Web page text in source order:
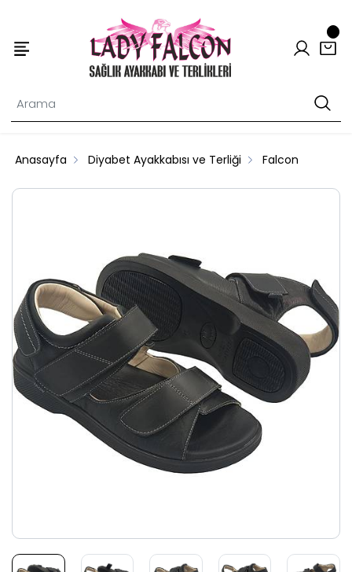
Anasayfa Diyabet Ayakkabısı ve Terliği Falcon